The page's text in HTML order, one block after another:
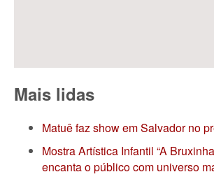
Mais lidas
Matuê faz show em Salvador no
Mostra Artística Infantil “A
encanta o público com universo